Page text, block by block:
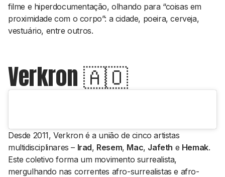
filme e hiperdocumentação, olhando para “coisas em
proximidade com o corpo”: a cidade, poeira, cerveja,
vestuário, entre outros.
Verkron 🇦🇴
Desde 2011, Verkron é a união de cinco artistas
multidisciplinares – Irad, Resem, Mac, Jafeth e Hemak.
Este coletivo forma um movimento surrealista,
mergulhando nas correntes afro-surrealistas e afro-